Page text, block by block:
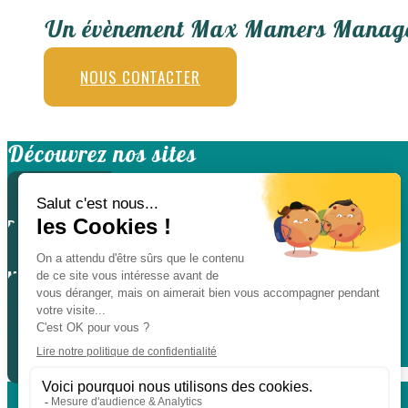
Un évènement Max Mamers
NOUS CONTACTER
Découvrez nos sites
CLASSIC
DAYS
CLASSIC DAYS LE
MANS
FUN CUP
LIGIER JS CUP FRANCE
TROPHÉE ANDROS
Politique de protection des données personnelles